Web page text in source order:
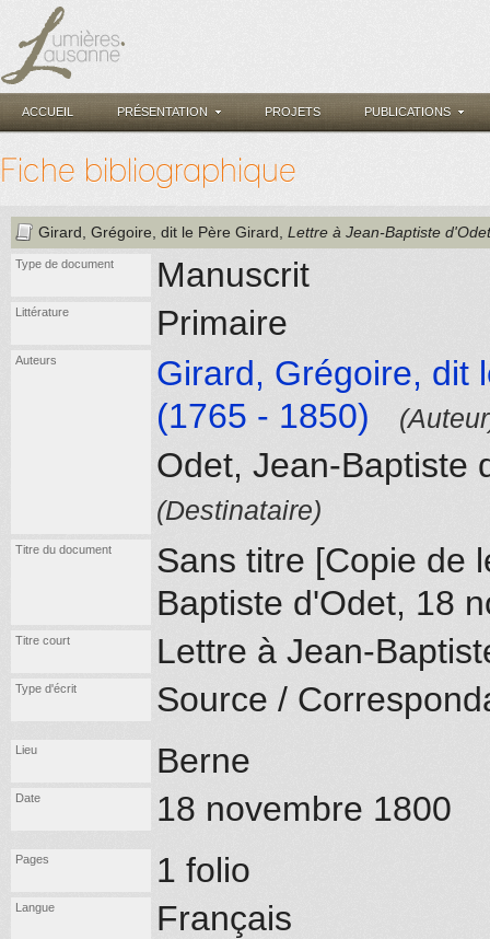
ACCUEIL PRÉSENTATION PROJETS PUBLICATIONS
Fiche bibliographique
Girard, Grégoire, dit le Père Girard Lettre à Jean-Baptiste
Type de document Manuscrit
Littérature Primaire
Auteurs
Girard, Grégoire, dit
(1765 - 1850)
Odet, Jean-Baptiste
(Destinataire)
Titre du document
Sans titre [Copie de
Baptiste d'Odet, 18
Titre court Lettre à Jean-
Type d'écrit Source /
Lieu Berne
Date 18 novembre 1800
Pages 1 folio
Langue Français